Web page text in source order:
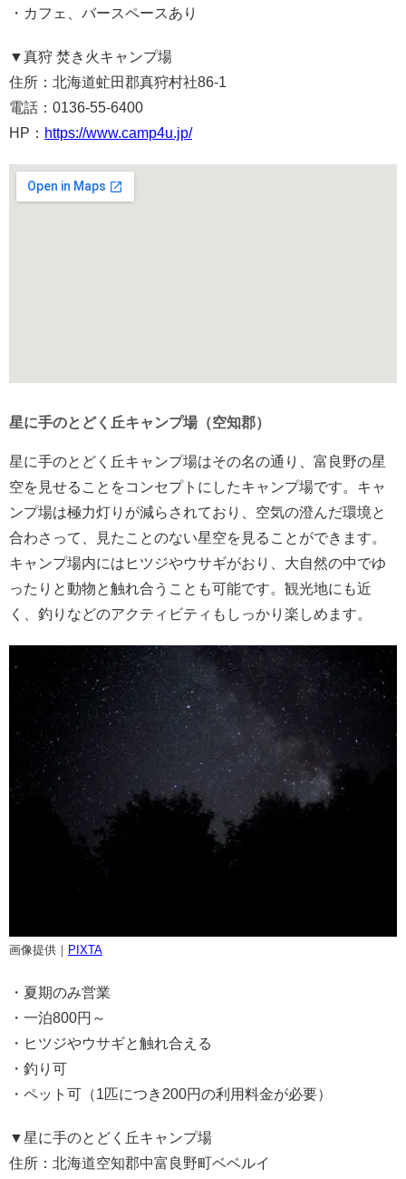
・カフェ、バースペースあり
▼真狩 焚き火キャンプ場
住所：北海道虻田郡真狩村社86-1
電話：0136-55-6400
HP： https://www.camp4u.jp/
星に手のとどく丘キャンプ場（空知郡）
星に手のとどく丘キャンプ場はその名の通り、富良野の星
空を見せることをコンセプトにしたキャンプ場です。キャ
ンプ場は極力灯りが減らされており、空気の澄んだ環境と
合わさって、見たことのない星空を見ることができます。
キャンプ場内にはヒツジやウサギがおり、大自然の中でゆ
ったりと動物と触れ合うことも可能です。観光地にも近
く、釣りなどのアクティビティもしっかり楽しめます。
画像提供｜ PIXTA
・夏期のみ営業
・一泊800円～
・ヒツジやウサギと触れ合える
・釣り可
・ペット可（1匹につき200円の利用料金が必要）
▼星に手のとどく丘キャンプ場
住所：北海道空知郡中富良野町ベベルイ